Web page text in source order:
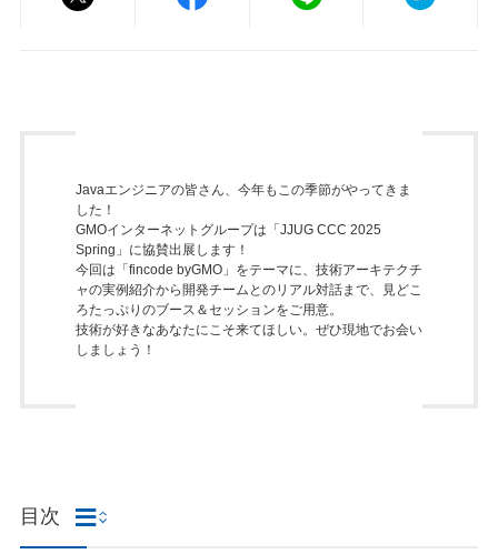
Javaエンジニアの皆さん、今年もこの季節がやってきま
した！
GMOインターネットグループは「JJUG CCC 2025
Spring」に協賛出展します！
今回は「fincode byGMO」をテーマに、 技術アーキテクチ
ャの実例紹介から 開発チームとのリアル対話まで、見どこ
ろたっぷりのブース＆セッションをご用意。
技術が好きなあなたにこそ来てほしい。ぜひ現地でお会い
しましょう！
目次